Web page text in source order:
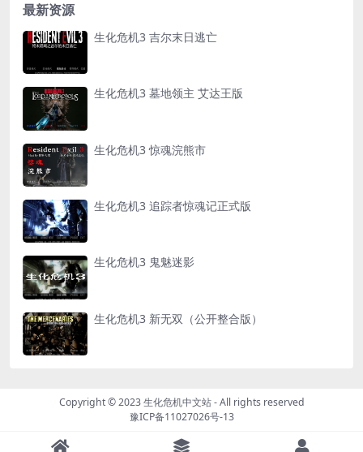
最新资源
生化危机3 吉尔末日逃亡
生化危机3 墓地领主 艾达王版
生化危机3 惊魂浣熊市
生化危机3 追踪者惊魂记正式版
生化危机3 鬼魅迷影
生化危机3 新无双（公开整合版）
Copyright © 2023生化危机中文站- All rights reserved
豫ICP备11027026号-13